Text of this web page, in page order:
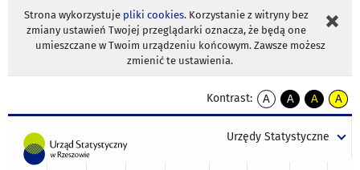
Strona wykorzystuje pliki cookies. Korzystanie z witryny bez
zmiany ustawień Twojej przeglądarki oznacza, że będą one
umieszczane w Twoim urządzeniu końcowym. Zawsze możesz
zmienić te ustawienia.
Kontrast:
A
kontrast
A
kontrast
tekst
czarnym
A
kontrast
tekst
czarnym
A
tekst
żółtym
Urzędy Statystyczne